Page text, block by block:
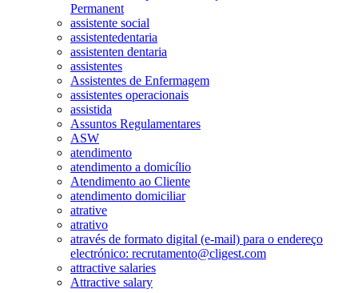
Permanent
assistente social
assistentedentaria
assistenten dentaria
assistentes
Assistentes de Enfermagem
assistentes operacionais
assistida
Assuntos Regulamentares
ASW
atendimento
atendimento a domicílio
Atendimento ao Cliente
atendimento domiciliar
atrative
atrativo
através de formato digital (e-mail) para o endereço
electrónico: recrutamento@cligest.com
attractive salaries
Attractive salary